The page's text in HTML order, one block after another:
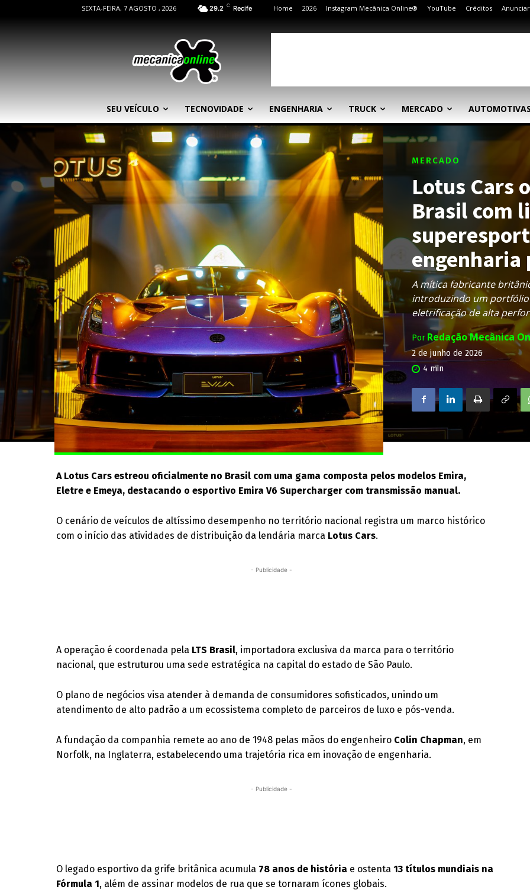
SEXTA-FEIRA, 7 AGOSTO , 2026 29.2 C Recife Home 2026 Instagram Mecânica Online® YouTube Créditos Anunciar
SEU VEÍCULO TECNOVIDADE ENGENHARIA TRUCK MERCADO AUTOMOTIVAS
MERCADO
Lotus Cars
Brasil com
engenharia
A mítica fabricante
introduzindo um portfólio
eletrificação de alta
Por Redação Mecânica
2 de junho de 2026
4 min
A Lotus Cars estreou oficialmente no Brasil com uma gama composta pelos modelos Emira,
Eletre e Emeya, destacando o esportivo Emira V6 Supercharger com transmissão manual.
O cenário de veículos de altíssimo desempenho no território nacional registra um marco histórico
com o início das atividades de distribuição da lendária marca Lotus Cars.
- Publicidade -
A operação é coordenada pela LTS Brasil, importadora exclusiva da marca para o território
nacional, que estruturou uma sede estratégica na capital do estado de São Paulo.
O plano de negócios visa atender à demanda de consumidores sofisticados, unindo um
atendimento de alto padrão a um ecossistema completo de parceiros de luxo e pós-venda.
A fundação da companhia remete ao ano de 1948 pelas mãos do engenheiro Colin Chapman, em
Norfolk, na Inglaterra, estabelecendo uma trajetória rica em inovação de engenharia.
- Publicidade -
O legado esportivo da grife britânica acumula 78 anos de história e ostenta13 títulos mundiais na
Fórmula 1, além de assinar modelos de rua que se tornaram ícones globais.